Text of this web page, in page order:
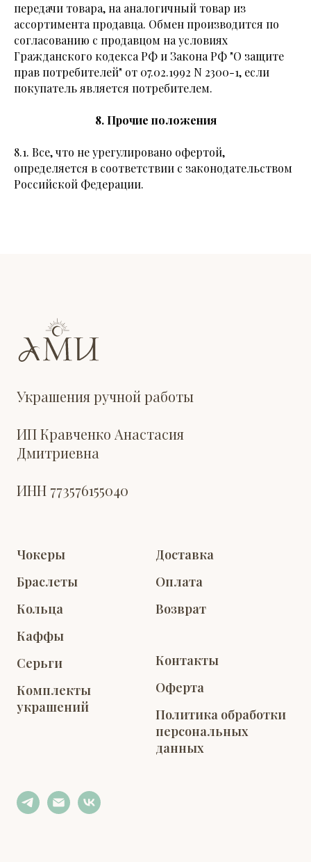
передачи товара, на аналогичный товар из
ассортимента продавца. Обмен производится по
согласованию с продавцом на условиях
Гражданского кодекса РФ и Закона РФ "О защите
прав потребителей" от 07.02.1992 N 2300-1, если
покупатель является потребителем.
8. Прочие положения
8.1. Все, что не урегулировано офертой,
определяется в соответствии с законодательством
Российской Федерации.
Украшения ручной работы
ИП Кравченко Анастасия
Дмитриевна
ИНН 773576155040
Чокеры
Браслеты
Кольца
Каффы
Серьги
Комплекты
украшений
Доставка
Оплата
Возврат
Контакты
Оферта
Политика обработки
персональных
данных